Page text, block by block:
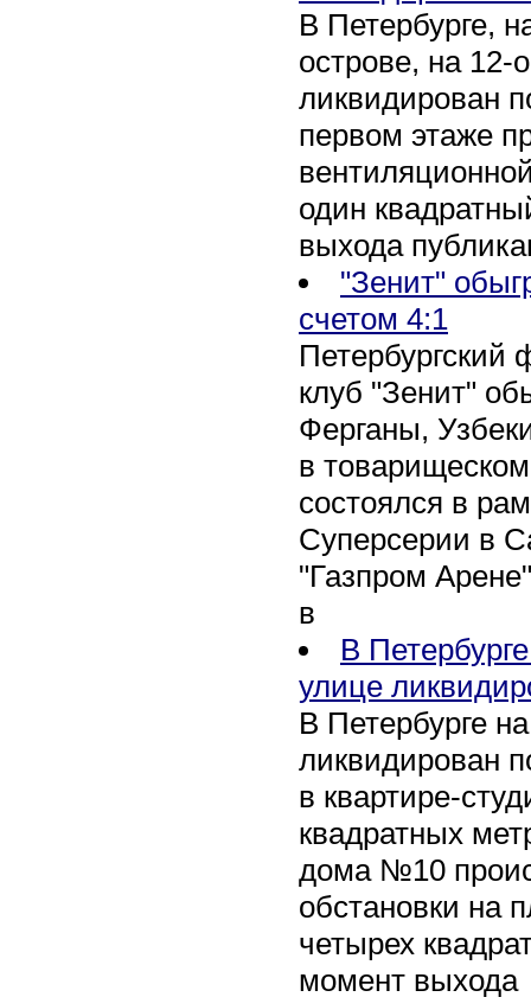
В Петербурге,
острове, на 12-
ликвидирован
первом этаже
один
выхода
"Зенит"
счетом 4:1
Петербургский
клуб "Зенит"
Ферганы,
в
состоялся в
Суперсерии в
"Газпром
в
В
улице
В Петербурге
ликвидирован
в квартире-
квадратных
дома №10
обстановки на
четырех
момент выхода